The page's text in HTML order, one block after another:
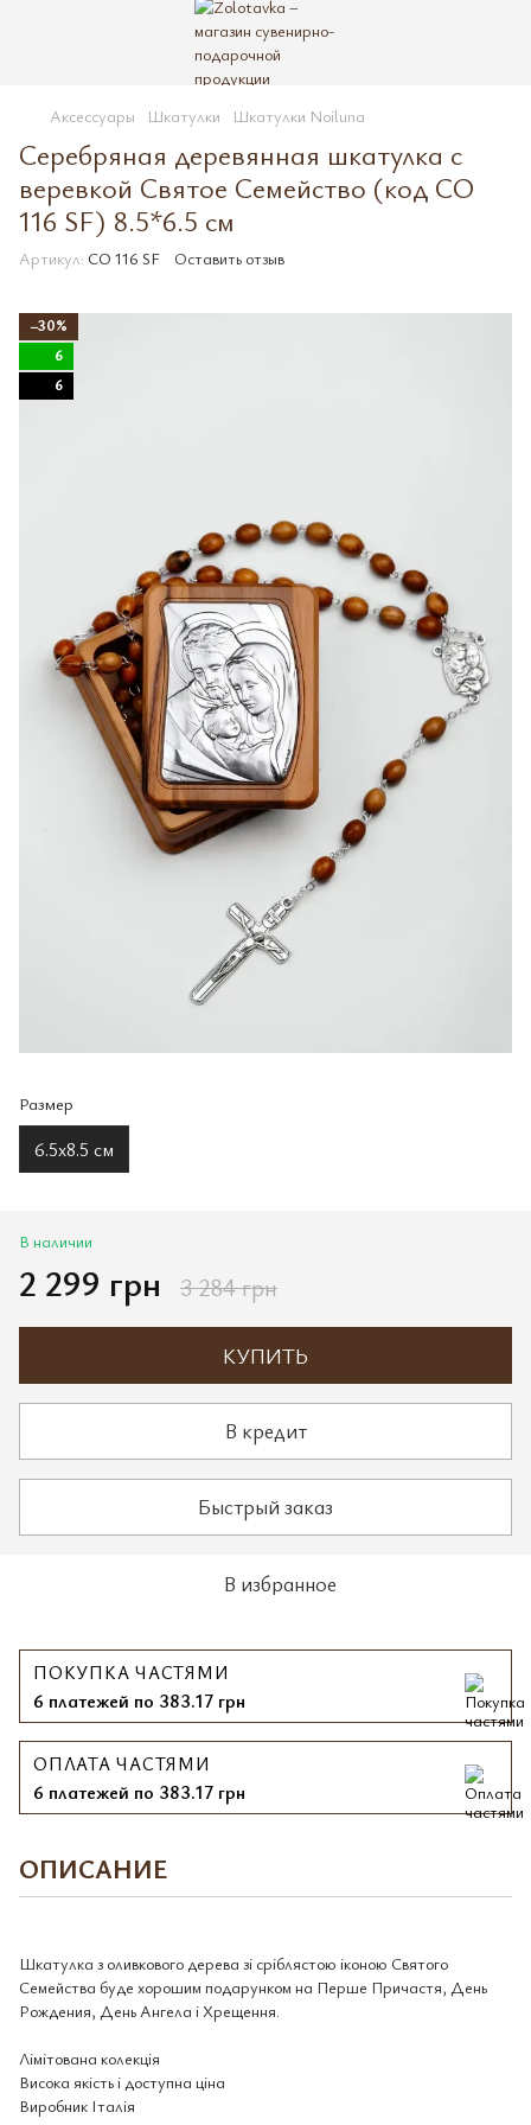
Аксессуары Шкатулки Шкатулки Noiluna
Серебряная деревянная шкатулка с
веревкой Святое Семейство (код CO
116 SF) 8.5*6.5 см
Артикул: CO 116 SF Оставить отзыв
−30%
6
6
Размер
6.5х8.5 см
В наличии
2 299 грн 3 284 грн
КУПИТЬ
В кредит
Быстрый заказ
В избранное
ПОКУПКА ЧАСТЯМИ
6 платежей по 383.17 грн
ОПЛАТА ЧАСТЯМИ
6 платежей по 383.17 грн
ОПИСАНИЕ
Шкатулка з оливкового дерева зі сріблястою іконою Святого
Семейства буде хорошим подарунком на Перше Причастя, День
Рождения, День Ангела і Хрещення.
Лімітована колекція
Висока якість і доступна ціна
Виробник Італія